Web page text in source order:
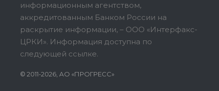
информационным агентством,
аккредитованным Банком России на
раскрытие информации, – ООО «Интерфакс-
ЦРКИ». Информация доступна по
следующей ссылке.
© 2011-2026, АО «ПРОГРЕСС»